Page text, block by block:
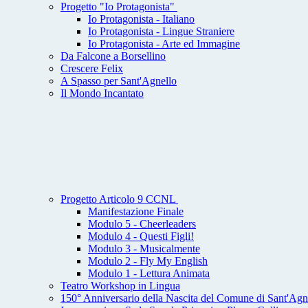
Progetto "Io Protagonista"
Io Protagonista - Italiano
Io Protagonista - Lingue Straniere
Io Protagonista - Arte ed Immagine
Da Falcone a Borsellino
Crescere Felix
A Spasso per Sant'Agnello
Il Mondo Incantato
Progetto Articolo 9 CCNL
Manifestazione Finale
Modulo 5 - Cheerleaders
Modulo 4 - Questi Figli!
Modulo 3 - Musicalmente
Modulo 2 - Fly My English
Modulo 1 - Lettura Animata
Teatro Workshop in Lingua
150° Anniversario della Nascita del Comune di